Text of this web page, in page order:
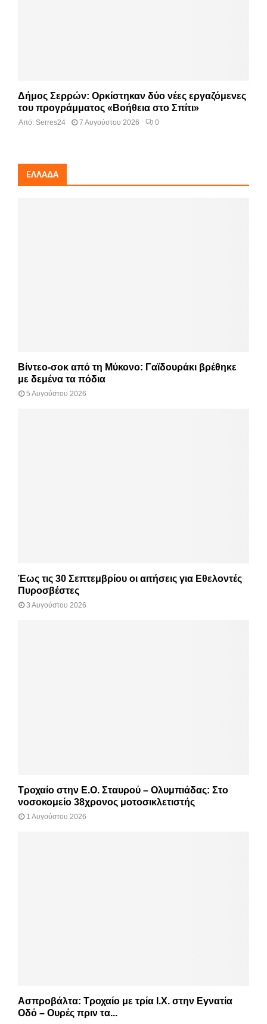
Δήμος Σερρών: Ορκίστηκαν δύο νέες εργαζόμενες
του προγράμματος «Βοήθεια στο Σπίτι»
Από: Serres24 7 Αυγούστου 2026 0
ΕΛΛΆΔΑ
Βίντεο-σοκ από τη Μύκονο: Γαϊδουράκι βρέθηκε
με δεμένα τα πόδια
5 Αυγούστου 2026
Έως τις 30 Σεπτεμβρίου οι αιτήσεις για Εθελοντές
Πυροσβέστες
3 Αυγούστου 2026
Τροχαίο στην Ε.Ο. Σταυρού – Ολυμπιάδας: Στο
νοσοκομείο 38χρονος μοτοσικλετιστής
1 Αυγούστου 2026
Ασπροβάλτα: Τροχαίο με τρία Ι.Χ. στην Εγνατία
Οδό – Ουρές πριν τα...